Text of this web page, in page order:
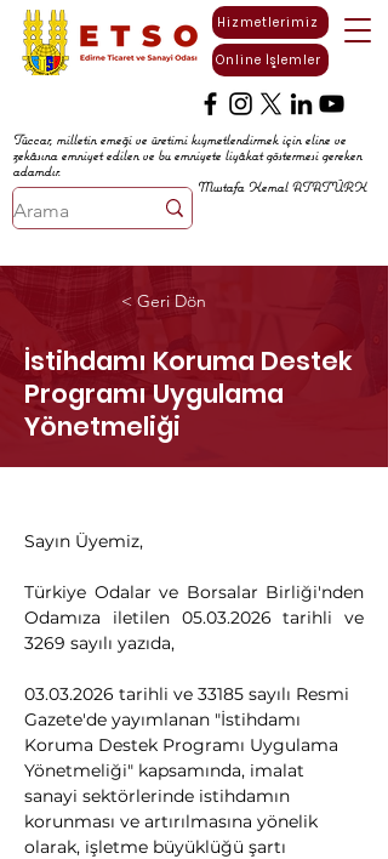
Online İşlemler
Hizmetlerimiz
Tüccar, milletin emeği ve üretimi kıymetlendirmek için eline ve
zekâsına emniyet edilen ve bu emniyete liyâkat göstermesi gereken
adamdır.
Mustafa Kemal ATATÜRK
< Geri Dön
İstihdamı Koruma Destek
Programı Uygulama
Yönetmeliği
Sayın Üyemiz,
Türkiye Odalar ve Borsalar Birliği'nden
Odamıza iletilen 05.03.2026 tarihli ve
3269 sayılı yazıda,
03.03.2026 tarihli ve 33185 sayılı Resmi
Gazete'de yayımlanan "İstihdamı
Koruma Destek Programı Uygulama
Yönetmeliği" kapsamında, imalat
sanayi sektörlerinde istihdamın
korunması ve artırılmasına yönelik
olarak, işletme büyüklüğü şartı